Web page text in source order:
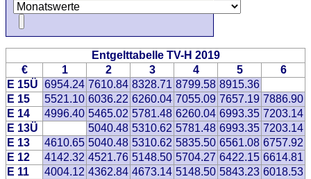
Entgelttabelle TV-H 2019
€
1 2 3 4 5
6
E 15Ü 6954.24 7610.84 8328.71 8799.58 8915.36
E 15
5521.10 6036.22 6260.04 7055.09 7657.19 7886.90
E 14
4996.40 5465.02 5781.48 6260.04 6993.35 7203.14
E 13Ü
5040.48 5310.62 5781.48 6993.35 7203.14
E 13
4610.65 5040.48 5310.62 5835.50 6561.08 6757.92
E 12
4142.32 4521.76 5148.50 5704.27 6422.15 6614.81
E 11
4004.12 4362.84 4673.14 5148.50 5843.23 6018.53